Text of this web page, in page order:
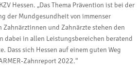
Hessen. „Das Thema Prävention ist bei der
der Mundgesundheit von immenser
Zahnärztinnen und Zahnärzte stehen den
dabei in allen Leistungsbereichen beratend
Dass sich Hessen auf einem guten Weg
Zahnreport 2022.“